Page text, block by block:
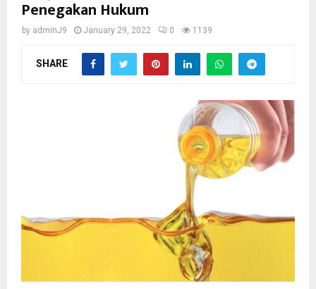
Penegakan Hukum
by adminJ9 January 29, 2022 0 1139
SHARE